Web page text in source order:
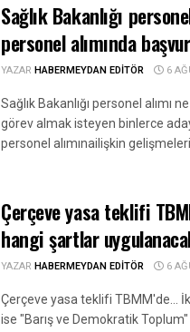
Sağlık Bakanlığı
personel alımında
YAZAR HABERMEYDAN EDITÖR 6
Sağlık Bakanlığı personel alımı
görev almak isteyen binlerce
personel alımınailişkin
Çerçeve yasa teklifi
hangi şartlar
YAZAR HABERMEYDAN EDITÖR 6
Çerçeve yasa teklifi TBMM'de...
ise "Barış ve Demokratik